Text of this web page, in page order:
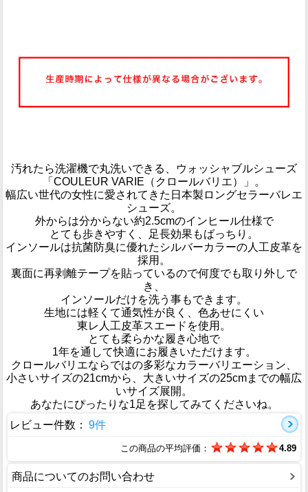
汚れたら洗濯機で丸洗いできる、ウォッシャブルシューズ
「COULEUR VARIE（クロールバリエ）」。
幅広い世代の女性に愛されてきた日本製ロングセラーバレエ
シューズ。
外からは分からない約2.5cmのインヒール仕様で
とても歩きやすく、足長効果もばっちり。
インソールは抗菌防臭に優れたシルバーカラーの人工皮革を
採用。
裏面に再剥離テープを貼っているので何度でも取り外しで
き、
インソールだけを洗う事もできます。
生地には軽くて通気性が良く、色あせにくい
東レ人工皮革スエードを使用。
とても柔らかな履き心地で
1年を通して快適にお履きいただけます。
クロールバリエならではの多彩なカラーバリエーション、
小さいサイズの21cmから、大きいサイズの25cmまでの幅広
いサイズ展開。
あなたにぴったりな1足を探してみてくださいね。
レビュー件数： 9件
この商品の平均評価： 4.89
商品についてのお問い合わせ